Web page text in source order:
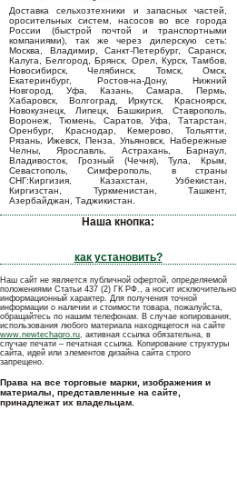
Доставка сельхозтехники и запасных частей,
оросительных систем, насосов во все города
России (быстрой почтой и транспортными
компаниями), так же через дилерскую сеть:
Москва, Владимир, Санкт-Петербург, Саранск,
Калуга, Белгород, Брянск, Орел, Курск, Тамбов,
Новосибирск, Челябинск, Томск, Омск,
Екатеринбург, Ростов-на-Дону, Нижний
Новгород, Уфа, Казань, Самара, Пермь,
Хабаровск, Волгоград, Иркутск, Красноярск,
Новокузнецк, Липецк, Башкирия, Ставрополь,
Воронеж, Тюмень, Саратов, Уфа, Татарстан,
Оренбург, Краснодар, Кемерово, Тольятти,
Рязань, Ижевск, Пенза, Ульяновск, Набережные
Челны, Ярославль, Астрахань, Барнаул,
Владивосток, Грозный (Чечня), Тула, Крым,
Севастополь, Симферополь, в страны
СНГ:Киргизия, Казахстан, Узбекистан,
Киргизстан, Туркменистан, Ташкент,
Азербайджан, Таджикистан.
Наша кнопка:
как установить?
Наш сайт не является публичной офертой, определяемой
положениями Статьи 437 (2) ГК РФ., а носит исключительно
информационный характер. Для получения точной
информации о наличии и стоимости товара, пожалуйста,
обращайтесь по нашим телефонам. В случае копирования,
использования любого материала находящегося на сайте
www.newtechagro.ru, активная ссылка обязательна, в
случае печати – печатная ссылка. Копирование структуры
сайта, идей или элементов дизайна сайта строго
запрещено.
Права на все торговые марки, изображения и
материалы, представленные на сайте,
принадлежат их владельцам.